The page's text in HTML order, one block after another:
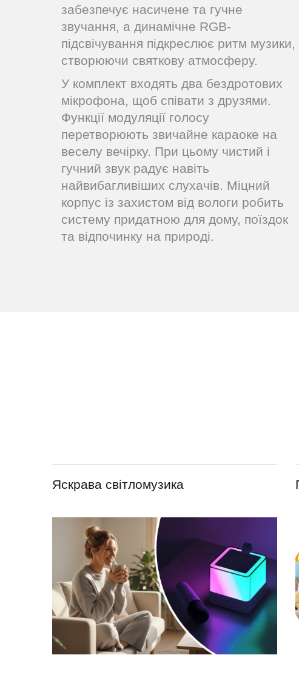
забезпечує насичене та гучне
звучання, а динамічне RGB-
підсвічування підкреслює ритм музики,
створюючи святкову атмосферу.
У комплект входять два бездротових
мікрофона, щоб співати з друзями.
Функції модуляції голосу
перетворюють звичайне караоке на
веселу вечірку. При цьому чистий і
гучний звук радує навіть
найвибагливіших слухачів. Міцний
корпус із захистом від вологи робить
систему придатною для дому, поїздок
та відпочинку на природі.
Яскрава світломузика